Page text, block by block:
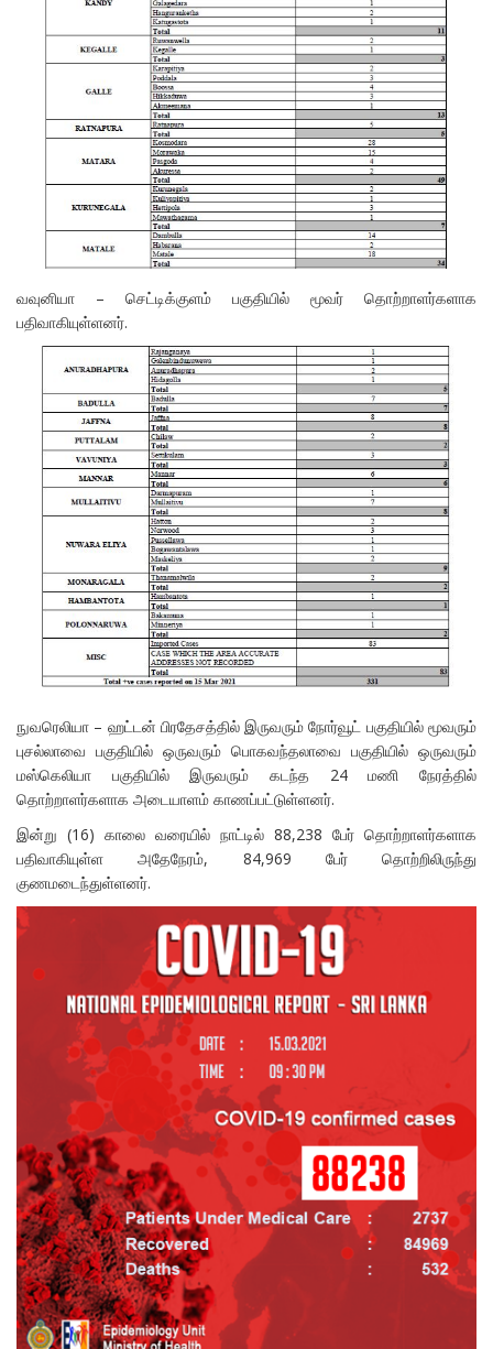
வவுனியா – செட்டிக்குளம் பகுதியில் மூவர் தொற்றாளர்களாக
பதிவாகியுள்ளனர்.
நுவரெலியா – ஹட்டன் பிரதேசத்தில் இருவரும் நோர்வூட் பகுதியில் மூவரும்
புசல்லாவை பகுதியில் ஒருவரும் பொகவந்தலாவை பகுதியில் ஒருவரும்
மஸ்கெலியா பகுதியில் இருவரும் கடந்த 24 மணி நேரத்தில்
தொற்றாளர்களாக அடையாளம் காணப்பட்டுள்ளனர்.
இன்று (16) காலை வரையில் நாட்டில் 88,238 பேர் தொற்றாளர்களாக
பதிவாகியுள்ள அதேநேரம், 84,969 பேர் தொற்றிலிருந்து
குணமடைந்துள்ளனர்.